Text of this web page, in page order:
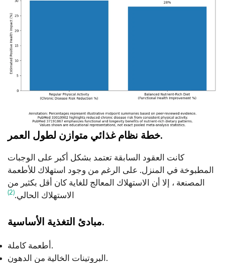
خطة نظام غذائي متوازن لطول العمر.
كانت العقود السابقة تعتمد بشكل أكبر على الوجبات
المطبوخة في المنزل. على الرغم من وجود استهلاك للأطعمة
المصنعة ، إلا أن الاستهلاك المعالج للغاية كان أقل بكثير من
الاستهلاك الحالي.(2)
مبادئ التغذية الأساسية.
أطعمة كاملة.
البروتينات الخالية من الدهون.